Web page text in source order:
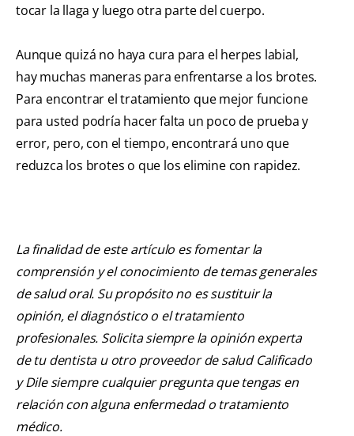
tocar la llaga y luego otra parte del cuerpo.
Aunque quizá no haya cura para el herpes labial,
hay muchas maneras para enfrentarse a los brotes.
Para encontrar el tratamiento que mejor funcione
para usted podría hacer falta un poco de prueba y
error, pero, con el tiempo, encontrará uno que
reduzca los brotes o que los elimine con rapidez.
La finalidad de este artículo es fomentar la
comprensión y el conocimiento de temas generales
de salud oral. Su propósito no es sustituir la
opinión, el diagnóstico o el tratamiento
profesionales. Solicita siempre la opinión experta
de tu dentista u otro proveedor de salud Calificado
y Dile siempre cualquier pregunta que tengas en
relación con alguna enfermedad o tratamiento
médico.